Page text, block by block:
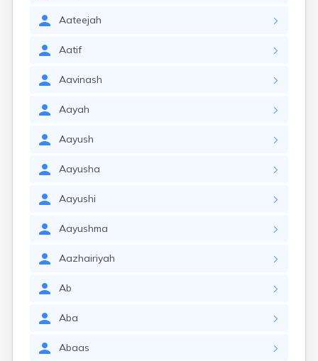
Aateejah
Aatif
Aavinash
Aayah
Aayush
Aayusha
Aayushi
Aayushma
Aazhairiyah
Ab
Aba
Abaas